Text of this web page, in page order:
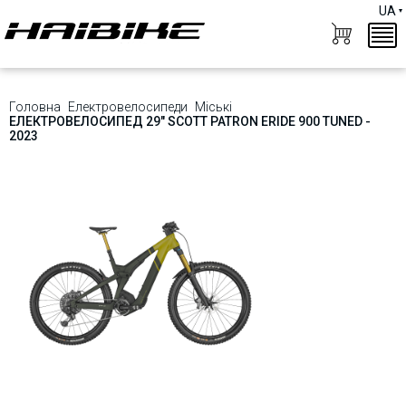
UA
Головна Електровелосипеди
Міські
ЕЛЕКТРОВЕЛОСИПЕД 29" SCOTT PATRON ERIDE 900 TUNED -
2023